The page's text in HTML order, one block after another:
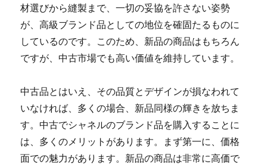
材選びから縫製まで、一切の妥協を許さない姿勢
が、高級ブランド品としての地位を確固たるものに
しているのです。このため、新品の商品はもちろん
ですが、中古市場でも高い価値を維持しています。
中古品とはいえ、その品質とデザインが損なわれて
いなければ、多くの場合、新品同様の輝きを放ちま
す。中古でシャネルのブランド品を購入することに
は、多くのメリットがあります。まず第一に、価格
面での魅力があります。新品の商品は非常に高価で